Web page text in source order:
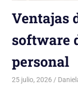
Ventajas
software
personal
25 julio, 2026